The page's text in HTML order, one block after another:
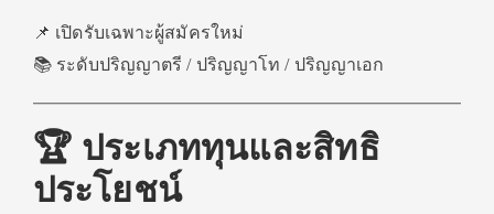
📌 เปิดรับเฉพาะผู้สมัครใหม่
📚 ระดับปริญญาตรี / ปริญญาโท / ปริญญาเอก
🏆 ประเภททุนและสิทธิ
ประโยชน์